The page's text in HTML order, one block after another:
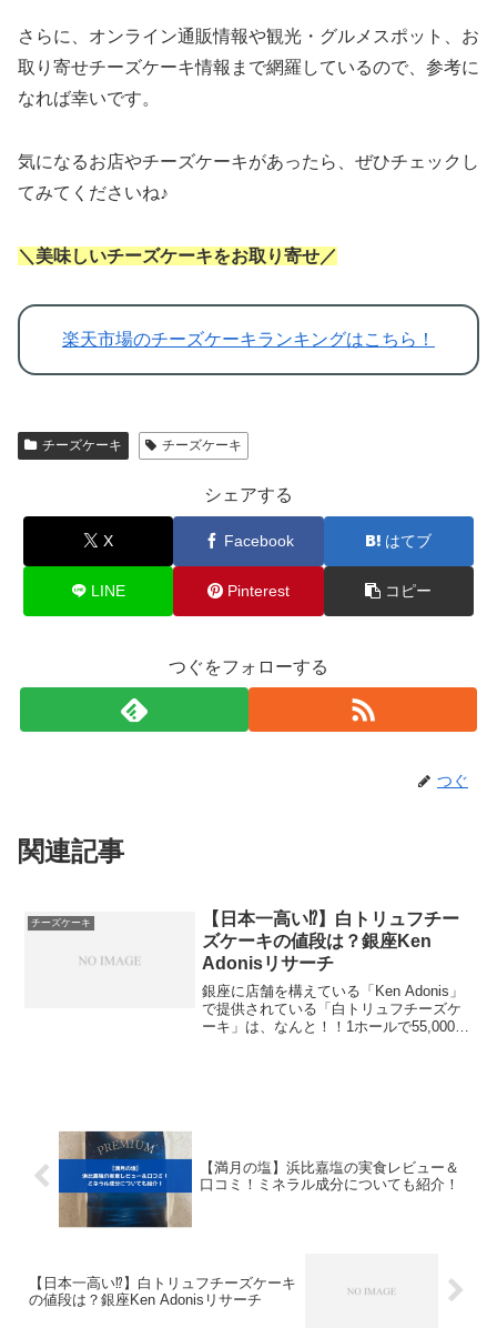
さらに、オンライン通販情報や観光・グルメスポット、お
取り寄せチーズケーキ情報まで網羅しているので、参考に
なれば幸いです。
気になるお店やチーズケーキがあったら、ぜひチェックし
てみてくださいね♪
＼美味しいチーズケーキをお取り寄せ／
楽天市場のチーズケーキランキングはこちら！
チーズケーキ チーズケーキ
シェアする
X Facebook はてブ
LINE Pinterest コピー
つぐをフォローする
つぐ
関連記事
チーズケーキ
【日本一高い⁉】白トリュフチー
ズケーキの値段は？銀座Ken
Adonisリサーチ
銀座に店舗を構えている「Ken Adonis」
で提供されている「白トリュフチーズケ
ーキ」は、なんと！！1ホールで55,000円
【満月の塩】浜比嘉塩の実食レビュー＆
口コミ！ミネラル成分についても紹介！
【日本一高い⁉】白トリュフチーズケーキ
の値段は？銀座Ken Adonisリサーチ